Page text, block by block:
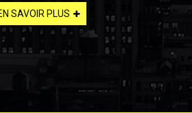
SAVOIR PLUS